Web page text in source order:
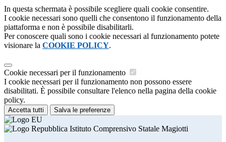
In questa schermata è possibile scegliere quali cookie consentire.
I cookie necessari sono quelli che consentono il funzionamento della
piattaforma e non è possibile disabilitarli.
Per conoscere quali sono i cookie necessari al funzionamento potete
visionare la COOKIE POLICY.
Cookie necessari per il funzionamento
I cookie necessari per il funzionamento non possono essere
disabilitati. È possibile consultare l'elenco nella pagina della cookie
policy.
Accetta tutti Salva le preferenze
Istituto Comprensivo Statale Magiotti